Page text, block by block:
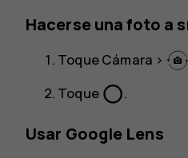
Hacerse una foto a
ToqueCámara >
Toque panorama_fish_eye.
Usar Google Lens